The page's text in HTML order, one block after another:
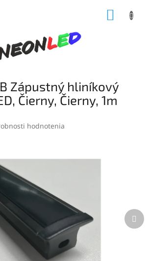
Zápustný hliníkový
Čierny, Čierny, 1m
hodnotenia